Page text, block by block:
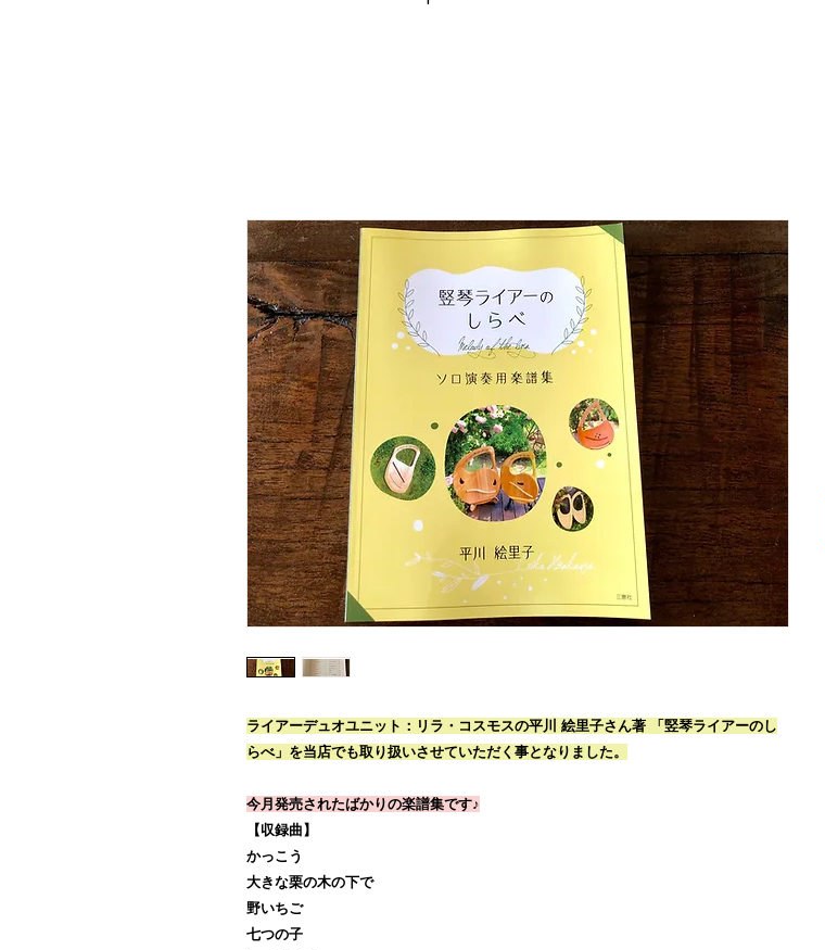
ライアーデュオユニット：リラ・コスモスの平川 絵里子さん著
「竪琴ライアーのし
らべ」 を当店でも取り扱いさせていただく事となりました。
今月発売されたばかりの楽譜集です♪
【収録曲】
かっこう
大きな栗の木の下で
野いちご
七つの子